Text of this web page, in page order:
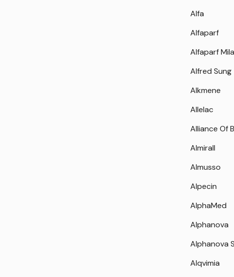
Alfa
Alfaparf
Alfaparf
Alfred Sung
Alkmene
Allelac
Alliance Of
Almirall
Almusso
Alpecin
AlphaMed
Alphanova
Alphanova
Alqvimia